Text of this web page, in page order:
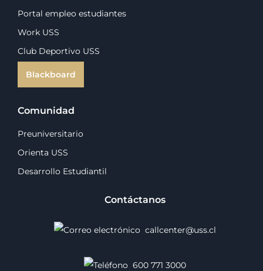
Portal empleo estudiantes
Work USS
Club Deportivo USS
Blackboard
Comunidad
Preuniversitario
Orienta USS
Desarrollo Estudiantil
Contáctanos
callcenter@uss.cl
600 771 3000